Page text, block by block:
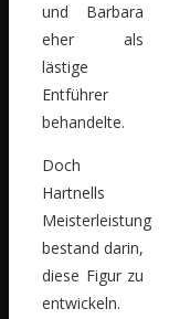
und Barbara
eher als
lästige
Entführer
behandelte.
Doch
Hartnells
Meisterleistung
bestand darin,
diese Figur zu
entwickeln.